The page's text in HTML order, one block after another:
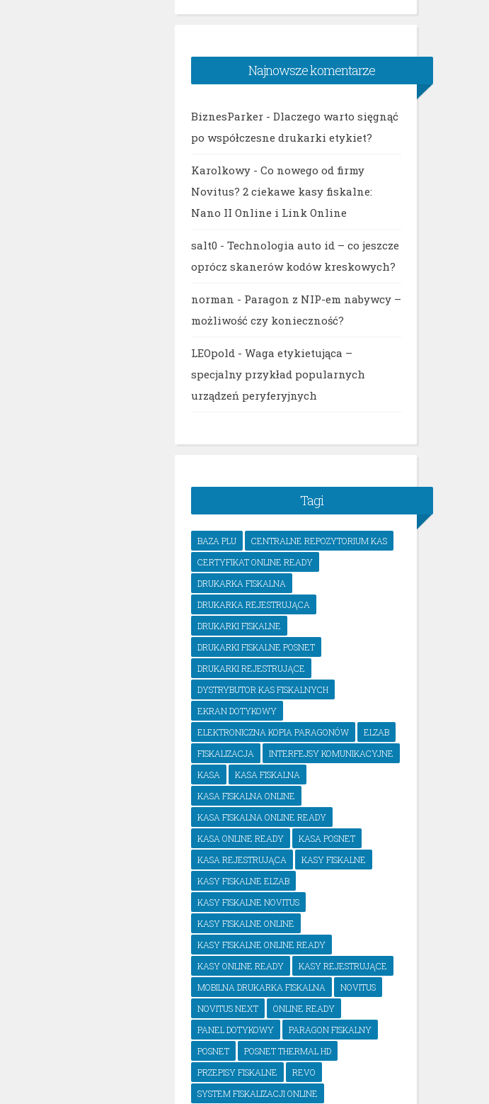
Najnowsze komentarze
BiznesParker- Dlaczego warto sięgnąć
po współczesne drukarki etykiet?
Karolkowy- Co nowego od firmy
Novitus? 2 ciekawe kasy fiskalne:
Nano II Online i Link Online
salt0- Technologia auto id – co jeszcze
oprócz skanerów kodów kreskowych?
norman - Paragon z NIP-em nabywcy –
możliwość czy konieczność?
LEOpold- Waga etykietująca –
specjalny przykład popularnych
urządzeń peryferyjnych
Tagi
BAZA PLU
CENTRALNE REPOZYTORIUM KAS
CERTYFIKAT ONLINE READY
DRUKARKA FISKALNA
DRUKARKA REJESTRUJĄCA
DRUKARKI FISKALNE
DRUKARKI FISKALNE POSNET
DRUKARKI REJESTRUJĄCE
DYSTRYBUTOR KAS FISKALNYCH
EKRAN DOTYKOWY
ELEKTRONICZNA KOPIA PARAGONÓW
ELZAB
FISKALIZACJA
INTERFEJSY KOMUNIKACYJNE
KASA
KASA FISKALNA
KASA FISKALNA ONLINE
KASA FISKALNA ONLINE READY
KASA ONLINE READY
KASA POSNET
KASA REJESTRUJĄCA
KASY FISKALNE
KASY FISKALNE ELZAB
KASY FISKALNE NOVITUS
KASY FISKALNE ONLINE
KASY FISKALNE ONLINE READY
KASY ONLINE READY
KASY REJESTRUJĄCE
MOBILNA DRUKARKA FISKALNA
NOVITUS
NOVITUS NEXT
ONLINE READY
PANEL DOTYKOWY
PARAGON FISKALNY
POSNET
POSNET THERMAL HD
PRZEPISY FISKALNE
REVO
SYSTEM FISKALIZACJI ONLINE